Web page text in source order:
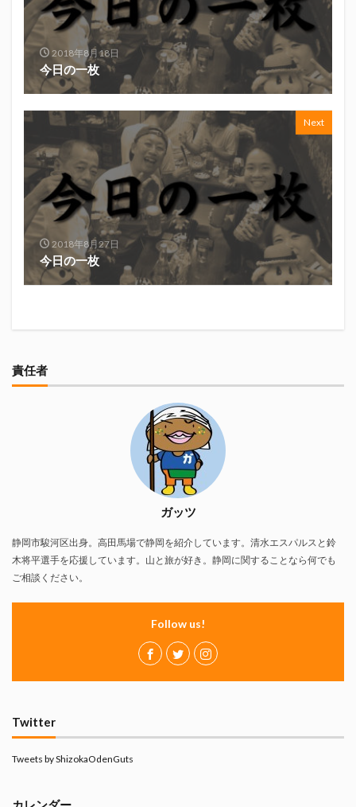
2018年8月18日
今日の一枚
Next
2018年8月27日
今日の一枚
責任者
ガッツ
静岡市駿河区出身。高田馬場で静岡を紹介しています。清水エスパルスと鈴
木将平選手を応援しています。山と旅が好き。静岡に関することなら何でも
ご相談ください。
Follow us!
Twitter
Tweets by ShizokaOdenGuts
東レアローズ静岡
桜まつり
森本酒造
権田修一
横浜F・マリノス 正雪
浦和レッズ
清水エスパルス
清水東高校
湘南ベルマーレ
滝波商店
田中眼蛇夢
百田夏菜子
神沢川酒造場
立教大学 競馬部
肋さん
臥龍梅 花の舞
花の舞酒造
花の舞酒造株式会社
英君
英君酒造
葵煎餅本家
藤枝MYFC
西武ライオンズ
赤石聖
鄭大世 鈴木Γ
鈴木将平
鈴木矢魔破
開運 青島みかん
青島酒造
静岡おでん
静岡おでん祭
静岡お茶コーラ
検索